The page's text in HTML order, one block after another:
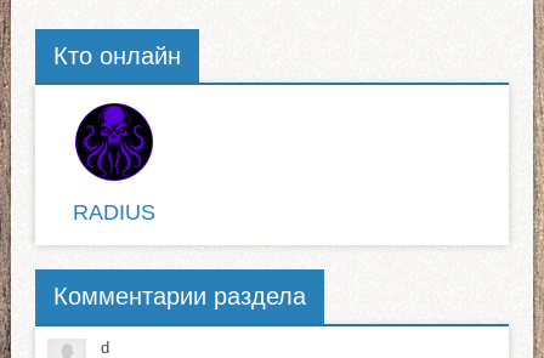
Кто онлайн
RADIUS
Комментарии раздела
d